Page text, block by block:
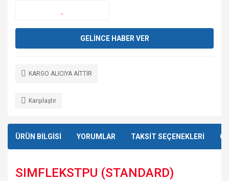
GELİNCE HABER VER
KARGO ALICIYA AİTTİR
Karşılaştır
ÜRÜN BİLGİSİ YORUMLAR TAKSİT SEÇENEKLERİ
SIMFLEKSTPU (STANDARD)